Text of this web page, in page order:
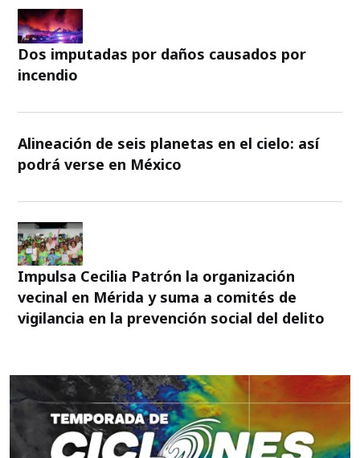
Dos imputadas por daños causados por
incendio
Alineación de seis planetas en el cielo: así
podrá verse en México
Impulsa Cecilia Patrón la organización
vecinal en Mérida y suma a comités de
vigilancia en la prevención social del delito